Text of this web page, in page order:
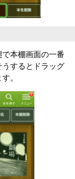
本棚画面の一番
するとドラッグ
。